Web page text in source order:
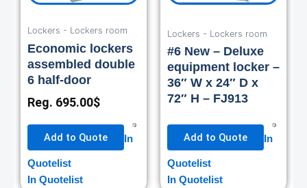
Lockers - Lockers room
Economic lockers
assembled double
6 half-door
Reg. 695.00$
Add to Quote In
Quotelist
In Quotelist
Lockers - Lockers room
#6 New – Deluxe
equipment locker –
36″ W x 24″ D x
72″ H – FJ913
Add to Quote In
Quotelist
In Quotelist